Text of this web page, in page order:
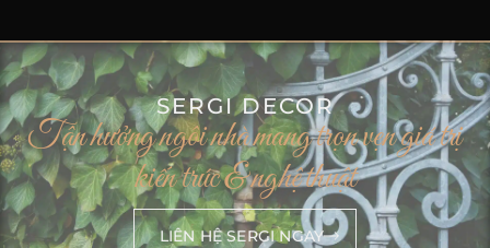
SERGI DECOR
Tận hưởng ngôi nhà mang trọn vẹn giá trị
kiến trúc & nghệ thuật
LIÊN HỆ SERGI NGAY